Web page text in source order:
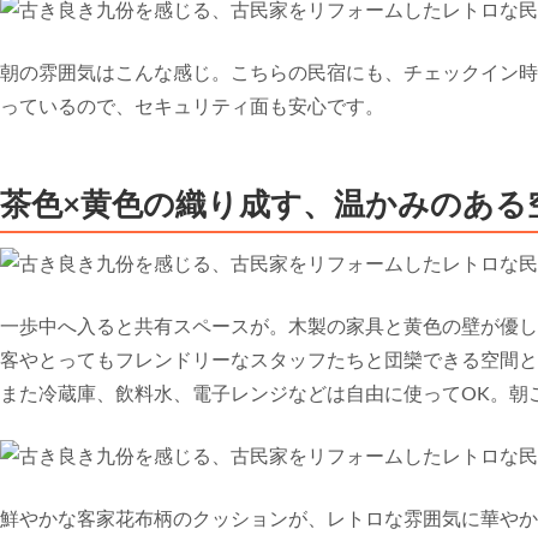
朝の雰囲気はこんな感じ。こちらの民宿にも、チェックイン
っているので、セキュリティ面も安心です。
茶色×黄色の織り成す、温かみのある
一歩中へ入ると共有スペースが。木製の家具と黄色の壁が優
客やとってもフレンドリーなスタッフたちと団欒できる空間
また冷蔵庫、飲料水、電子レンジなどは自由に使ってOK。
鮮やかな客家花布柄のクッションが、レトロな雰囲気に華や